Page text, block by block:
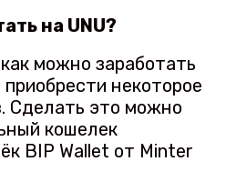
на UNU?
можно заработать
некоторое
Сделать это можно
кошелек
BIP Wallet от Minter